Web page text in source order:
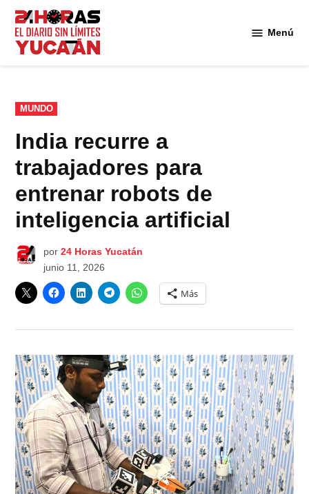
Saltar
contenido
Menú
PUBLICADO
EN
MUNDO
India recurre a
trabajadores para
entrenar robots de
inteligencia artificial
por 24 Horas Yucatán
junio 11, 2026
Más